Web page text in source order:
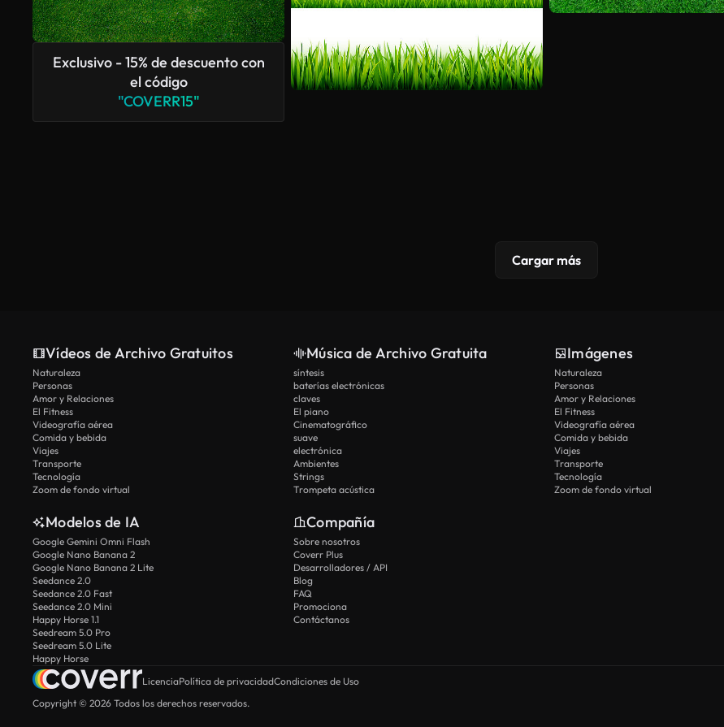
Exclusivo - 15% de descuento con
el código
"COVERR15"
Cargar más
Vídeos de Archivo Gratuitos
Naturaleza
Personas
Amor y Relaciones
El Fitness
Videografía aérea
Comida y bebida
Viajes
Transporte
Tecnología
Zoom de fondo virtual
Música de Archivo Gratuita
síntesis
baterías electrónicas
claves
El piano
Cinematográfico
suave
electrónica
Ambientes
Strings
Trompeta acústica
Imágenes
Naturaleza
Personas
Amor y Relaciones
El Fitness
Videografía aérea
Comida y bebida
Viajes
Transporte
Tecnología
Zoom de fondo virtual
Modelos de IA
Google Gemini Omni Flash
Google Nano Banana 2
Google Nano Banana 2 Lite
Seedance 2.0
Seedance 2.0 Fast
Seedance 2.0 Mini
Happy Horse 1.1
Seedream 5.0 Pro
Seedream 5.0 Lite
Happy Horse
Compañía
Sobre nosotros
Coverr Plus
Desarrolladores / API
Blog
FAQ
Promociona
Contáctanos
LicenciaPolítica de privacidadCondiciones de Uso
Copyright © 2026 Todos los derechos reservados.